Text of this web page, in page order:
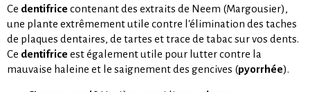
Ce dentifrice contenant des extraits de Neem (Margousier),
une plante extrêmement utile contre l'élimination des taches
de plaques dentaires, de tartes et trace de tabac sur vos dents.
Ce dentifrice est également utile pour lutter contre la
mauvaise haleine et le saignement des gencives (pyorrhée).